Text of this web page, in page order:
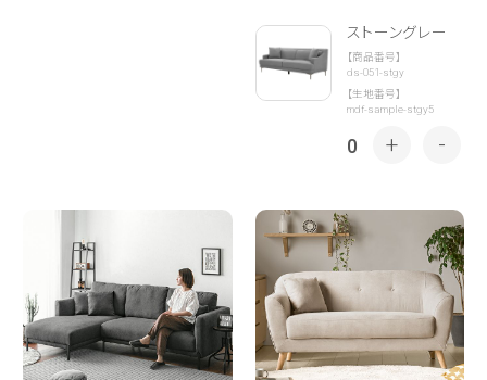
ストーングレー
【商品番号】
ds-051-stgy
【生地番号】
mdf-sample-stgy5
0 + -